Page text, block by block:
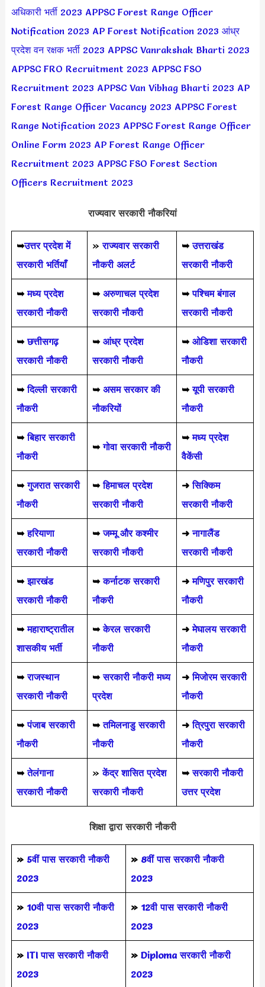
अधिकारी भर्ती 2023 APPSC Forest Range Officer
Notification 2023 AP Forest Notification 2023 आंध्र
प्रदेश वन रक्षक भर्ती 2023 APPSC Vanrakshak Bharti 2023
APPSC FRO Recruitment 2023 APPSC FSO
Recruitment 2023 APPSC Van Vibhag Bharti 2023 AP
Forest Range Officer Vacancy 2023 APPSC Forest
Range Notification 2023 APPSC Forest Range Officer
Online Form 2023 AP Forest Range Officer
Recruitment 2023 APPSC FSO Forest Section
Officers Recruitment 2023
राज्यवार सरकारी नौकरियां
➥उत्तर प्रदेश में
सरकारी भर्तियाँ
»राज्यवार सरकारी
नौकरी अलर्ट
➥ उत्तराखंड
सरकारी नौकरी
➥ मध्य प्रदेश
सरकारी नौकरी
➥ अरुणाचल प्रदेश
सरकारी नौकरी
➥ पश्चिम बंगाल
सरकारी नौकरी
➥ छत्तीसगढ़
सरकारी नौकरी
➥ आंध्र प्रदेश
सरकारी नौकरी
➥ ओडिशा सरकारी
नौकरी
➥ दिल्ली सरकारी
नौकरी
➥ असम सरकार की
नौकरियों
➥ यूपी सरकारी
नौकरी
➥बिहार सरकारी
नौकरी
➥गोवा सरकारी नौकरी
➥ मध्य प्रदेश
वैकेंसी
➥ गुजरात सरकारी
नौकरी
➥हिमाचल प्रदेश
सरकारी नौकरी
➜ सिक्किम
सरकारी नौकरी
➥हरियाणा
सरकारी नौकरी
➥जम्मू और कश्मीर
सरकारी नौकरी
➜ नागालैंड
सरकारी नौकरी
➥ झारखंड
सरकारी नौकरी
➥ कर्नाटक सरकारी
नौकरी
➜ मणिपुर सरकारी
नौकरी
➥ महाराष्ट्रातील
शासकीय भर्ती
➥ केरल सरकारी
नौकरी
➜ मेघालय सरकारी
नौकरी
➥ राजस्थान
सरकारी नौकरी
➥सरकारी नौकरी मध्य
प्रदेश
➜मिजोरम सरकारी
नौकरी
➥ पंजाब सरकारी
नौकरी
➥ तमिलनाडु सरकारी
नौकरी
➜ त्रिपुरा सरकारी
नौकरी
➥तेलंगाना
सरकारी नौकरी
»केंद्र शासित प्रदेश
सरकारी नौकरी
➥ सरकारी नौकरी
उत्तर प्रदेश
शिक्षा द्वारा सरकारी नौकरी
» 5वीं पास सरकारी नौकरी
2023
» 8वीं पास सरकारी नौकरी
2023
» 10वी पास सरकारी नौकरी
2023
» 12वी पास सरकारी नौकरी
2023
» ITI पास सरकारी नौकरी
2023
» Diploma सरकारी नौकरी
2023